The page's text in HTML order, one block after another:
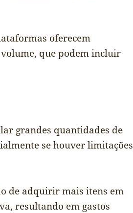
oferecem
que podem incluir
grandes quantidades de
se houver limitações
de adquirir mais itens em
resultando em gastos